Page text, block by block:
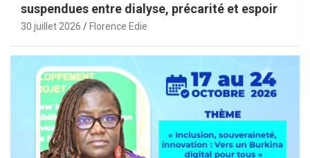
suspendues entre dialyse, précarité et espoir
30 juillet 2026 Florence Edie